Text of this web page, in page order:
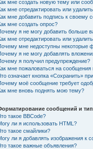
мне создать новую тему или
мне отредактировать или
мне добавить подпись к своему
мне создать опрос?
я не могу добавить больше
мне отредактировать или
мне недоступны некоторые
я не могу добавлять
я получил предупреждение?
мне пожаловаться на сообщения
означает кнопка «Сохранить»
моё сообщение требует
мне вновь поднять мою тему?
сообщений и
такое BBCode?
ли я использовать HTML?
такое смайлики?
ли я добавлять изображения к
такое важные объявления?